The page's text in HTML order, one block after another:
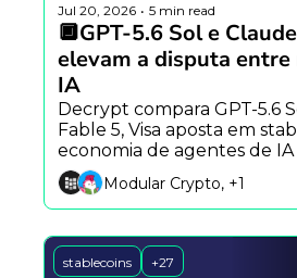
Jul 20, 2026 • 5 min read
🔲GPT-5.6 Sol e
elevam a disputa
IA
Decrypt compara GPT-5.6
Fable 5, Visa aposta em
economia de agentes de
Buterin apresenta mural
Aztec.Modular Crypto, +1
stablecoins +27